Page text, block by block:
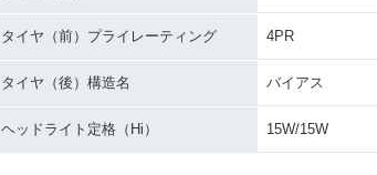
タイヤ（前）プライレーティング 4PR
タイヤ（後）構造名 バイアス
ヘッドライト定格（Hi） 15W/15W